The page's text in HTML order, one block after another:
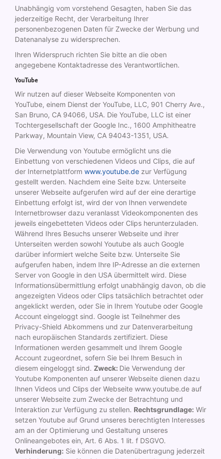
Unabhängig vom vorstehend Gesagten, haben Sie das
jederzeitige Recht, der Verarbeitung Ihrer
personenbezogenen Daten für Zwecke der Werbung und
Datenanalyse zu widersprechen.
Ihren Widerspruch richten Sie bitte an die oben
angegebene Kontaktadresse des Verantwortlichen.
YouTube
Wir nutzen auf dieser Webseite Komponenten von
YouTube, einem Dienst der YouTube, LLC, 901 Cherry Ave.,
San Bruno, CA 94066, USA. Die YouTube, LLC ist einer
Tochtergesellschaft der Google Inc., 1600 Amphitheatre
Parkway, Mountain View, CA 94043-1351, USA.
Die Verwendung von Youtube ermöglicht uns die
Einbettung von verschiedenen Videos und Clips, die auf
der Internetplattform www.youtube.de zur Verfügung
gestellt werden. Nachdem eine Seite bzw. Unterseite
unserer Webseite aufgerufen wird auf der eine derartige
Einbettung erfolgt ist, wird der von Ihnen verwendete
Internetbrowser dazu veranlasst Videokomponenten des
jeweils eingebetteten Videos oder Clips herunterzuladen.
Während Ihres Besuchs unserer Webseite und ihrer
Unterseiten werden sowohl Youtube als auch Google
darüber informiert welche Seite bzw. Unterseite Sie
aufgerufen haben, indem Ihre IP-Adresse an die externen
Server von Google in den USA übermittelt wird. Diese
Informationsübermittlung erfolgt unabhängig davon, ob die
angezeigten Videos oder Clips tatsächlich betrachtet oder
angeklickt werden, oder Sie in Ihrem Youtube oder Google
Account eingeloggt sind. Google ist Teilnehmer des
Privacy-Shield Abkommens und zur Datenverarbeitung
nach europäischen Standards zertifiziert. Diese
Informationen werden gesammelt und Ihrem Google
Account zugeordnet, sofern Sie bei Ihrem Besuch in
diesem eingeloggt sind. Zweck: Die Verwendung der
Youtube Komponenten auf unserer Webseite dienen dazu
Ihnen Videos und Clips der Webseite www.youtube.de auf
unserer Webseite zum Zwecke der Betrachtung und
Interaktion zur Verfügung zu stellen. Rechtsgrundlage: Wir
setzen Youtube auf Grund unseres berechtigten Interesses
am an der Optimierung und Gestaltung unseres
Onlineangebotes ein, Art. 6 Abs. 1 lit. f DSGVO.
Verhinderung: Sie können die Datenübertragung jederzeit